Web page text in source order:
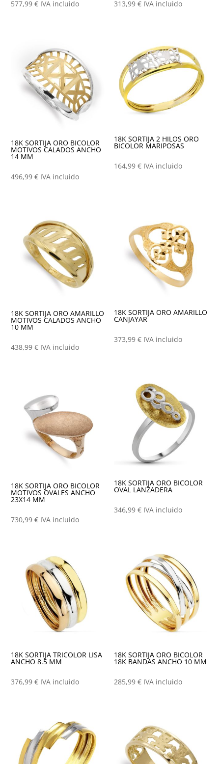
577,99€ IVA incluido 313,99€ IVA incluido
18K SORTIJA ORO BICOLOR
MOTIVOS CALADOS ANCHO
14 MM
496,99€ IVA incluido
18K SORTIJA 2 HILOS ORO
BICOLOR MARIPOSAS
164,99€ IVA incluido
18K SORTIJA ORO AMARILLO
MOTIVOS CALADOS ANCHO
10 MM
438,99€ IVA incluido
18K SORTIJA ORO AMARILLO
CANJAYAR
373,99€ IVA incluido
18K SORTIJA ORO BICOLOR
MOTIVOS OVALES ANCHO
23X14 MM
730,99€ IVA incluido
18K SORTIJA ORO BICOLOR
OVAL LANZADERA
346,99€ IVA incluido
18K SORTIJA TRICOLOR LISA
ANCHO 8.5 MM
376,99€ IVA incluido
18K SORTIJA ORO BICOLOR
18K BANDAS ANCHO 10 MM
285,99€ IVA incluido